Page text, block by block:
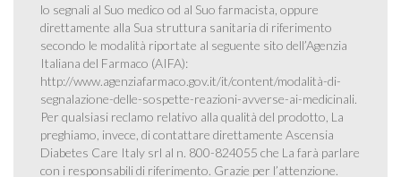
lo segnali al Suo medico od al Suo farmacista, oppure
direttamente alla Sua struttura sanitaria di riferimento
secondo le modalità riportate al seguente sito dell’Agenzia
Italiana del Farmaco (AIFA):
http://www.agenziafarmaco.gov.it/it/content/modalità-di-
segnalazione-delle-sospette-reazioni-avverse-ai-medicinali.
Per qualsiasi reclamo relativo alla qualità del prodotto, La
preghiamo, invece, di contattare direttamente Ascensia
Diabetes Care Italy srl al n. 800-824055 che La farà parlare
con i responsabili di riferimento. Grazie per l’attenzione.